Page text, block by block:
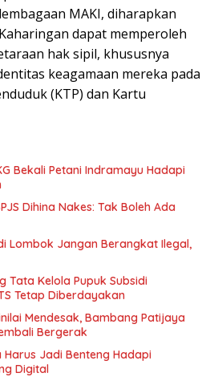
MAKI, diharapkan
dapat memperoleh
hak sipil, khususnya
keagamaan mereka pada
(KTP) dan Kartu
Bekali Petani Indramayu Hadapi
Dihina Nakes: Tak Boleh Ada
Lombok Jangan Berangkat Ilegal,
Tata Kelola Pupuk Subsidi
Tetap Diberdayakan
Mendesak, Bambang Patijaya
Bergerak
Harus Jadi Benteng Hadapi
Digital